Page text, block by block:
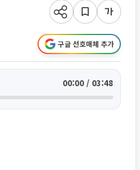
구글 선호매체 추가
00:00 / 03:48